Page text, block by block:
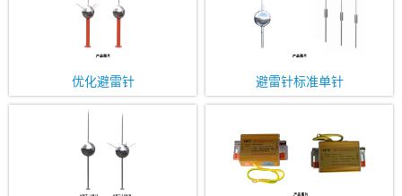
优化避雷针 避雷针标准单针